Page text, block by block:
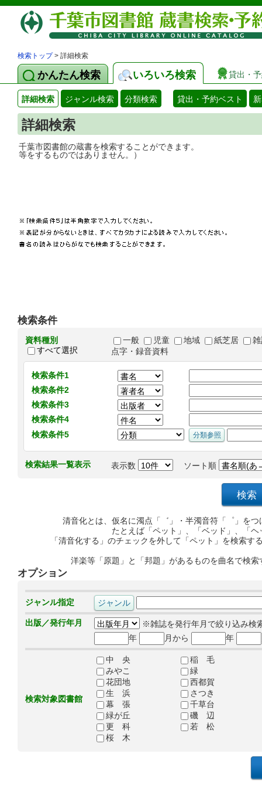
検索トップ> 詳細検索
かんたん検索 いろいろ検索 貸出・
詳細検索 ジャンル検索 分類検索 貸出・予約ベスト
詳細検索
千葉市図書館の蔵書を検索することがで
等をするものではありません。）
検索条件
資料種別
すべて選択
一般 児童 地域 紙芝居
点字・録音資料
検索条件1
検索条件2
検索条件3
検索条件4
検索条件5
検索結果一覧表示 表示数 ソート順
清音化とは、仮名に濁点「゛」・半濁音符「゜」を
たとえば「ペット」、「ベッド」、「
「清音化する」のチェックを外して「ペット」を検索
洋楽等「原題」と「邦題」があるものを曲名で検
オプション
ジャンル指定
出版／発行年月
※雑誌を発行年月で絞り込み検
年
月から 年
検索対象図書館
中 央
稲 毛
みやこ
緑
花団地
西都賀
生 浜
さつき
幕 張
千草台
緑が丘
磯 辺
更 科
若 松
桜 木